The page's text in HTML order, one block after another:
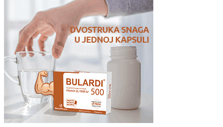
Kontakt
Savetovalište